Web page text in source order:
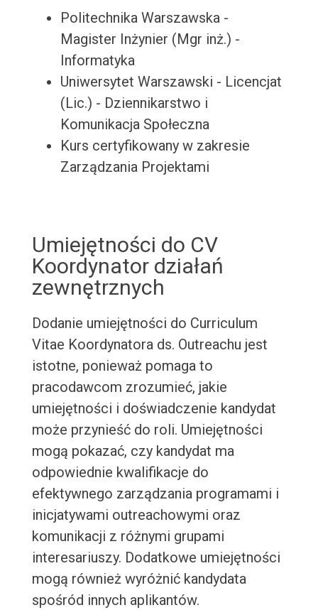
Politechnika Warszawska -
Magister Inżynier (Mgr inż.) -
Informatyka
Uniwersytet Warszawski - Licencjat
(Lic.) - Dziennikarstwo i
Komunikacja Społeczna
Kurs certyfikowany w zakresie
Zarządzania Projektami
Umiejętności do CV
Koordynator działań
zewnętrznych
Dodanie umiejętności do Curriculum
Vitae Koordynatora ds. Outreachu jest
istotne, ponieważ pomaga to
pracodawcom zrozumieć, jakie
umiejętności i doświadczenie kandydat
może przynieść do roli. Umiejętności
mogą pokazać, czy kandydat ma
odpowiednie kwalifikacje do
efektywnego zarządzania programami i
inicjatywami outreachowymi oraz
komunikacji z różnymi grupami
interesariuszy. Dodatkowe umiejętności
mogą również wyróżnić kandydata
spośród innych aplikantów.